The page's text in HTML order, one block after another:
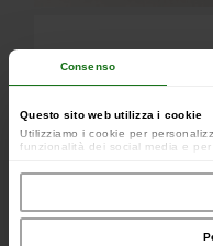
Consenso
Questo sito web utilizza i cookie
Utilizziamo i cookie per
funzionalità dei social media e
occupano di analisi dei dati web,
combinarle con altre informazioni